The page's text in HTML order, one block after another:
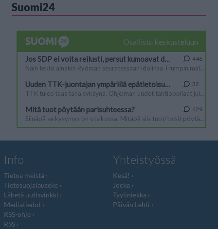
Suomi24
Info
Tietoa meistä
Tietosuojalauseke
Lähetä uutisvinkki
Mediatiedot
RSS-ohje
RSS
Yhteistyössä
Kesä!
Jocka
Tyyliniekka
Päivän Lehti